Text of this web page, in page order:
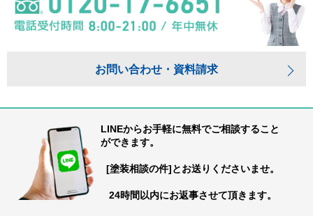
お問い合わせ・資料請求
LINEからお手軽に無料でご相談すること
ができます。
[塗装相談の件]とお送りくださいませ。
24時間以内にお返事させて頂きます。